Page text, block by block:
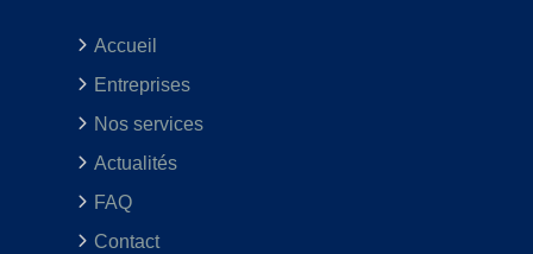
Accueil
Entreprises
Nos services
Actualités
FAQ
Contact